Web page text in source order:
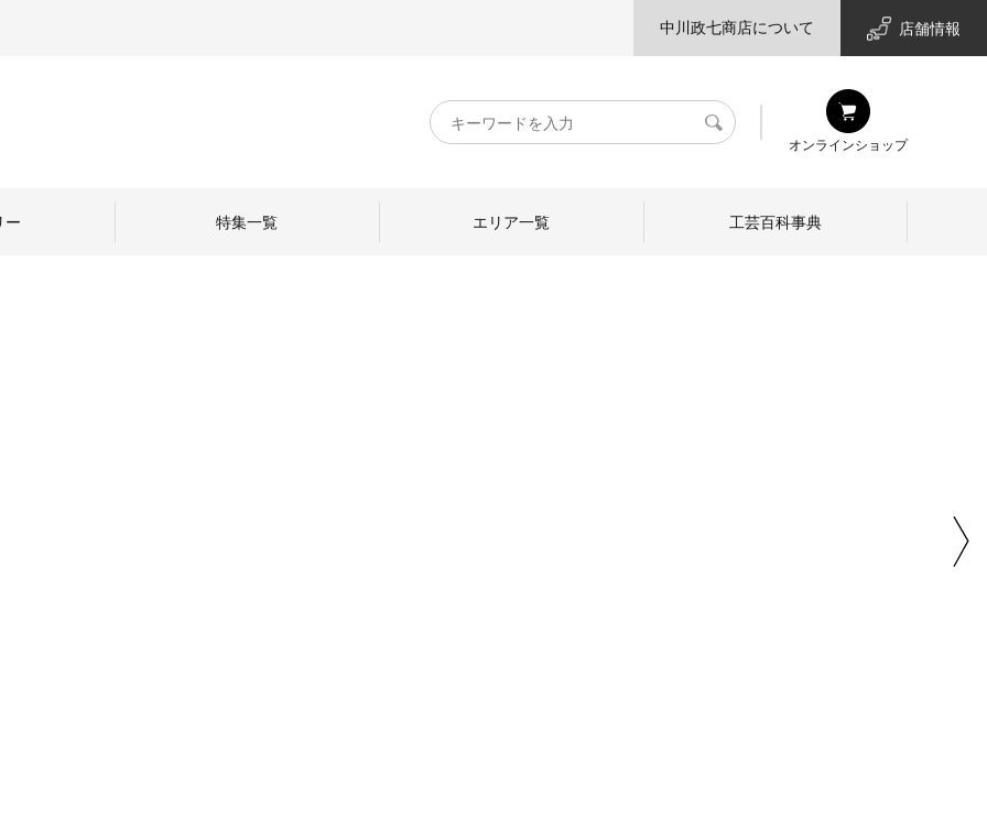
中川政七商店について 店舗情報
キ
ー
検
オンラインショップ
ー 特集一覧 エリア一覧 工芸百科事典